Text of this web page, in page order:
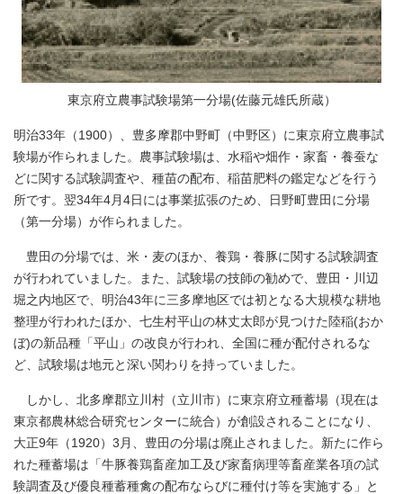
東京府立農事試験場第一分場(佐藤元雄氏所蔵）
明治33年（1900）、豊多摩郡中野町（中野区）に東京府立農事試
験場が作られました。農事試験場は、水稲や畑作・家畜・養蚕な
どに関する試験調査や、種苗の配布、稲苗肥料の鑑定などを行う
所です。翌34年4月4日には事業拡張のため、日野町豊田に分場
（第一分場）が作られました。
豊田の分場では、米・麦のほか、養鶏・養豚に関する試験調査
が行われていました。また、試験場の技師の勧めで、豊田・川辺
堀之内地区で、明治43年に三多摩地区では初となる大規模な耕地
整理が行われたほか、七生村平山の林丈太郎が見つけた陸稲(おか
ぼ)の新品種「平山」の改良が行われ、全国に種が配付されるな
ど、試験場は地元と深い関わりを持っていました。
しかし、北多摩郡立川村（立川市）に東京府立種蓄場（現在は
東京都農林総合研究センターに統合）が創設されることになり、
大正9年（1920）3月、豊田の分場は廃止されました。新たに作ら
れた種蓄場は「牛豚養鶏畜産加工及び家畜病理等畜産業各項の試
験調査及び優良種蓄種禽の配布ならびに種付け等を実施する」と